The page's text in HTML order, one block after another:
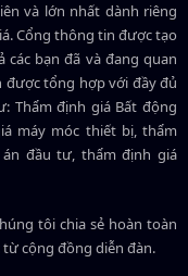
và lớn nhất dành riêng
. Cổng thông tin được tạo
bạn đã và đang quan
được tổng hợp với đầy đủ
Thẩm định giá Bất động
máy móc thiết bị, thẩm
đầu tư, thẩm định giá
tôi chia sẻ hoàn toàn
cộng đồng diễn đàn.